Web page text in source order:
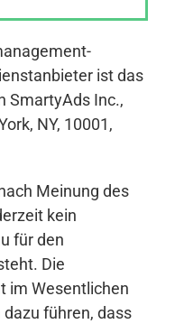
ist das
SmartyAds Inc.,
NY, 10001,
Meinung des
kein
für den
Die
im Wesentlichen
führen, dass